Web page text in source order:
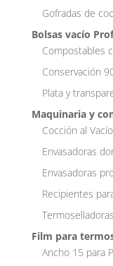
Gofradas de
Bolsas vacío
Compostables
Conservación
Plata y
Maquinaria y
Cocción al Vacío
Envasadoras
Envasadoras
Recipientes
Termoselladoras
Film para
Ancho 15 para